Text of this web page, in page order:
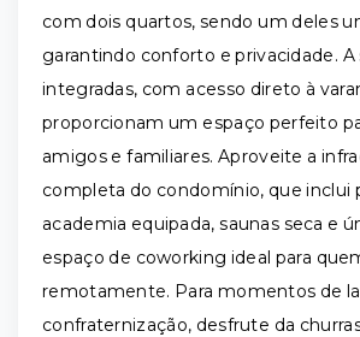
com dois quartos, sendo um deles
garantindo conforto e privacidade. A
integradas, com acesso direto à
proporcionam um espaço perfeito
amigos e familiares. Aproveite a
completa do condomínio, que inclui
academia equipada, saunas seca e
espaço de coworking ideal para
remotamente. Para momentos de
confraternização, desfrute da